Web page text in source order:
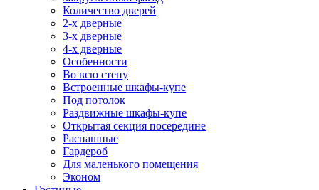
Количество дверей
2-х дверные
3-х дверные
4-х дверные
Особенности
Во всю стену
Встроенные шкафы-купе
Под потолок
Раздвижные шкафы-купе
Открытая секция посередине
Распашные
Гардероб
Для маленького помещения
Эконом